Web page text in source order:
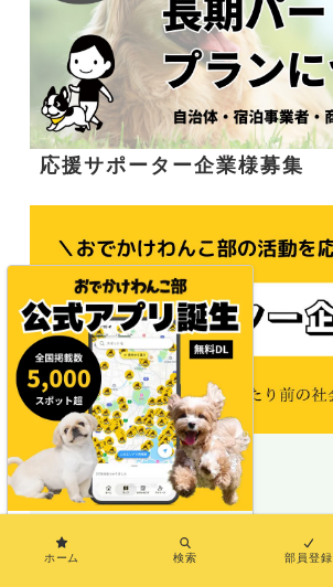
応援サポーター企業様募集
＼地図で探せる／
ホーム 検索 部員登録